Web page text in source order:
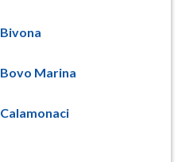
Bivona
Bovo Marina
Calamonaci